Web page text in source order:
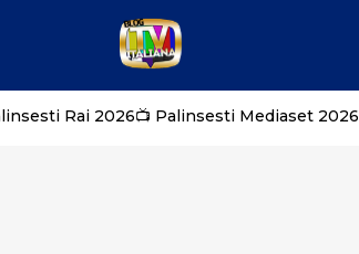
Rai 2026📺 Palinsesti Mediaset 2026